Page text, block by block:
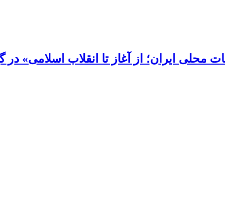
ایران؛ از آغاز تا انقلاب اسلامی» در